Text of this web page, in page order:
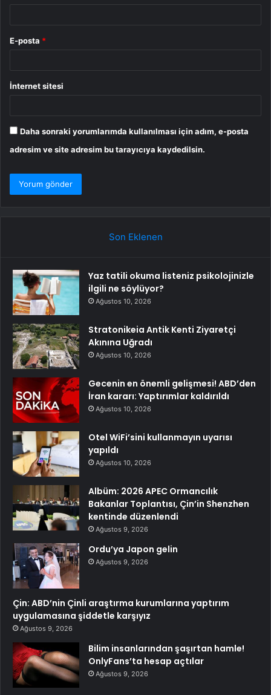
E-posta *
İnternet sitesi
Daha sonraki yorumlarımda kullanılması için adım, e-posta
adresim ve site adresim bu tarayıcıya kaydedilsin.
Son Eklenen
Yaz tatili okuma listeniz psikolojinizle
ilgili ne söylüyor?
Ağustos 10, 2026
Stratonikeia Antik Kenti Ziyaretçi
Akınına Uğradı
Ağustos 10, 2026
Gecenin en önemli gelişmesi! ABD’den
İran kararı: Yaptırımlar kaldırıldı
Ağustos 10, 2026
Otel WiFi’sini kullanmayın uyarısı
yapıldı
Ağustos 10, 2026
Albüm: 2026 APEC Ormancılık
Bakanlar Toplantısı, Çin’in Shenzhen
kentinde düzenlendi
Ağustos 9, 2026
Ordu’ya Japon gelin
Ağustos 9, 2026
Çin: ABD’nin Çinli araştırma kurumlarına yaptırım
uygulamasına şiddetle karşıyız
Ağustos 9, 2026
Bilim insanlarından şaşırtan hamle!
OnlyFans’ta hesap açtılar
Ağustos 9, 2026